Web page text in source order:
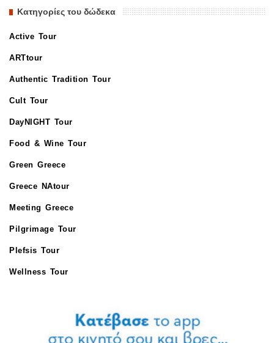
Κατηγορίες του δώδεκα
Active Tour
ARTtour
Authentic Tradition Tour
Cult Tour
DayNIGHT Tour
Food & Wine Tour
Green Greece
Greece NAtour
Meeting Greece
Pilgrimage Tour
Plefsis Tour
Wellness Tour